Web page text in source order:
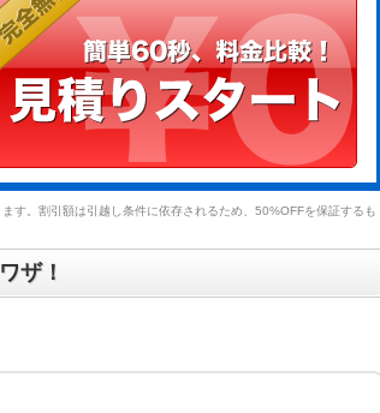
す。割引額は引越し条件に依存されるため、50%OFFを保証するも
ザ！